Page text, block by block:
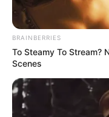
BRAINBERRIES
To Steamy To Stream?
Scenes